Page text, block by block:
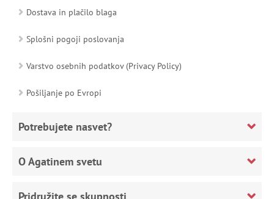
Dostava in plačilo blaga
Splošni pogoji poslovanja
Varstvo osebnih podatkov (Privacy Policy)
Pošiljanje po Evropi
Potrebujete nasvet?
O Agatinem svetu
Pridružite se skupnosti